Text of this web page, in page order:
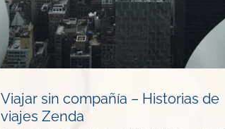
Viajar sin compañía – Historias de
viajes Zenda